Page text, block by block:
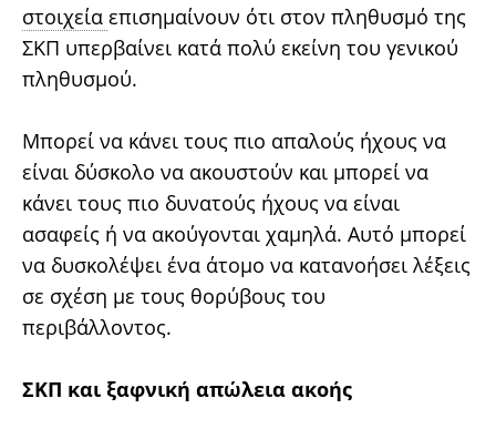
στοιχεία επισημαίνουν ότι στον πληθυσμό της
ΣΚΠ υπερβαίνει κατά πολύ εκείνη του γενικού
πληθυσμού.
Μπορεί να κάνει τους πιο απαλούς ήχους να
είναι δύσκολο να ακουστούν και μπορεί να
κάνει τους πιο δυνατούς ήχους να είναι
ασαφείς ή να ακούγονται χαμηλά. Αυτό μπορεί
να δυσκολέψει ένα άτομο να κατανοήσει λέξεις
σε σχέση με τους θορύβους του
περιβάλλοντος.
ΣΚΠ και ξαφνική απώλεια ακοής